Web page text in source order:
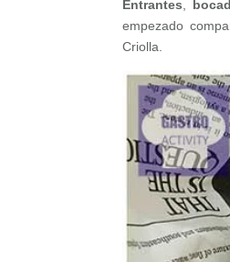
Entrantes
empezado
Criolla.